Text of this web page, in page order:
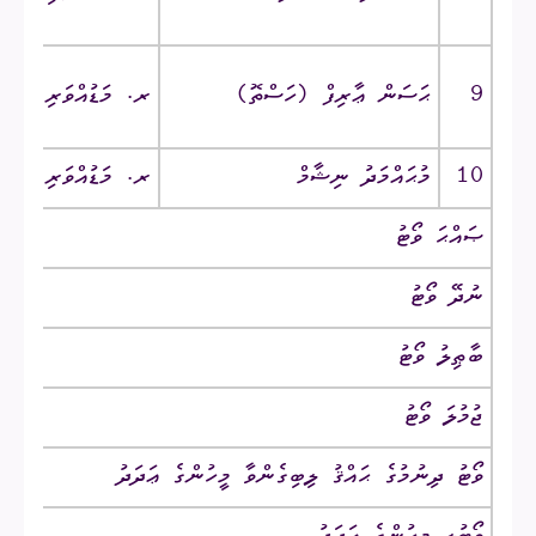
ރ. މަޑުއްވަރި ‎/‎ ހީރާ ޙަސަން ޢާރިފް‎ (ހަސްތޮ)‎ 9
ރ. މަޑުއްވަރި ‎/‎ އަލިރެސް މުޙައްމަދު ނިޝާމް
10
ޞައްޙަ ވޯޓު
ނުދޭ ވޯޓު
ބާޠިލު ވޯޓު
ޖުމުލަ ވޯޓު
ވޯޓު ދިނުމުގެ ޙައްޤު ލިބިގެންވާ މީހުންގެ ޢަދަދު